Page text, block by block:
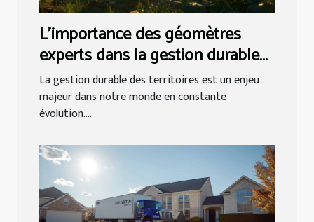
L’importance des géomètres
experts dans la gestion durable
des territoires
La gestion durable des territoires est un enjeu
majeur dans notre monde en constante
évolution....